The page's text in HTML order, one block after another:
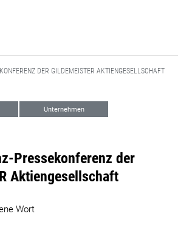
DER GILDEMEISTER AKTIENGESELLSCHAFT
Unternehmen
Pressekonferenz der
Aktiengesellschaft
Wort